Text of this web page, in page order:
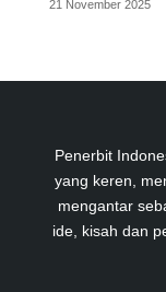
21 November 2025
Penerbit
yang keren,
mengantar
ide, kisah dan